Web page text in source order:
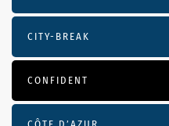
CITY-BREAK
CONFIDENT